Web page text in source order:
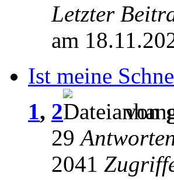
Letzter
am
Ist meine
1, 2
von
29
2041